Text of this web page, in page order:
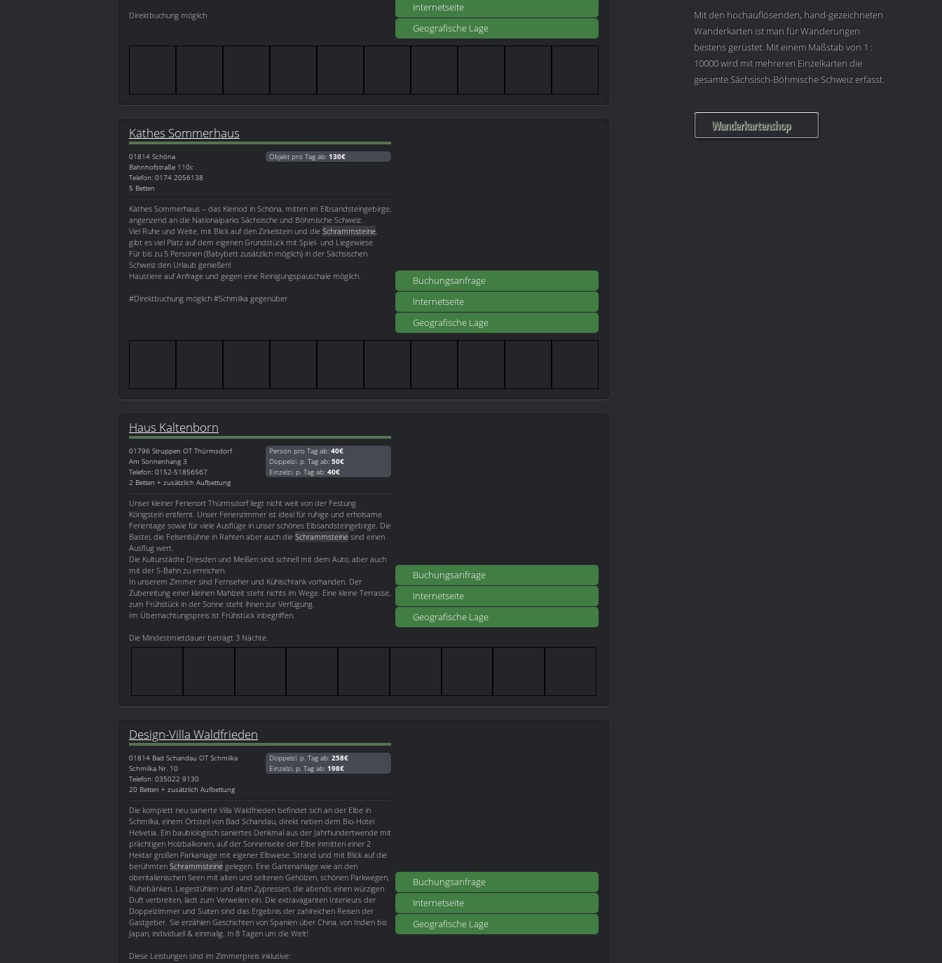
Internetseite
Geografische Lage
Direktbuchung möglich
Buchungsanfrage
Internetseite
Geografische Lage
Käthes Sommerhaus
01814 Schöna
Bahnhofstraße 110c
Telefon: 0174 2056138
5 Betten
Objekt pro Tag ab: 130€
Käthes Sommerhaus – das Kleinod in Schöna, mitten im Elbsandsteingebirge,
angenzend an die Nationalparks Sächsische und Böhmische Schweiz.
Viel Ruhe und Weite, mit Blick auf den Zirkelstein und die Schrammsteine,
gibt es viel Platz auf dem eigenen Grundstück mit Spiel- und Liegewiese.
Für bis zu 5 Personen (Babybett zusätzlich möglich) in der Sächsischen
Schweiz den Urlaub genießen!
Haustiere auf Anfrage und gegen eine Reinigungspauschale möglich.
#Direktbuchung möglich #Schmilka gegenüber
Buchungsanfrage
Internetseite
Geografische Lage
Haus Kaltenborn
01796 Struppen OT Thürmsdorf
Am Sonnenhang 3
Telefon: 0152-51856567
2 Betten + zusätzlich Aufbettung
Person pro Tag ab: 40€
Doppelzi. p. Tag ab: 50€
Einzelzi. p. Tag ab: 40€
Unser kleiner Ferienort Thürmsdorf liegt nicht weit von der Festung
Königstein entfernt. Unser Ferienzimmer ist ideal für ruhige und erholsame
Ferientage sowie für viele Ausflüge in unser schönes Elbsandsteingebirge. Die
Bastei, die Felsenbühne in Rahten aber auch die Schrammsteine sind einen
Ausflug wert.
Die Kulturstädte Dresden und Meißen sind schnell mit dem Auto, aber auch
mit der S-Bahn zu erreichen.
In unserem Zimmer sind Fernseher und Kühlschrank vorhanden. Der
Zubereitung einer kleinen Mahlzeit steht nichts im Wege. Eine kleine Terrasse,
zum Frühstück in der Sonne steht ihnen zur Verfügung.
Im Übernachtungspreis ist Frühstück inbegriffen.
Die Mindestmietdauer beträgt 3 Nächte.
Buchungsanfrage
Internetseite
Geografische Lage
Design-Villa Waldfrieden
01814 Bad Schandau OT Schmilka
Schmilka Nr. 10
Telefon: 035022 9130
20 Betten + zusätzlich Aufbettung
Doppelzi. p. Tag ab: 258€
Einzelzi. p. Tag ab: 198€
Die komplett neu sanierte Villa Waldfrieden befindet sich an der Elbe in
Schmilka, einem Ortsteil von Bad Schandau, direkt neben dem Bio-Hotel
Helvetia. Ein baubiologisch saniertes Denkmal aus der Jahrhundertwende mit
prächtigen Holzbalkonen, auf der Sonnenseite der Elbe inmitten einer 2
Hektar großen Parkanlage mit eigener Elbwiese, Strand und mit Blick auf die
berühmten Schrammsteine gelegen. Eine Gartenanlage wie an den
oberitalienischen Seen mit alten und seltenen Gehölzen, schönen Parkwegen,
Ruhebänken, Liegestühlen und alten Zypressen, die abends einen würzigen
Duft verbreiten, lädt zum Verweilen ein. Die extravaganten Interieurs der
Doppelzimmer und Suiten sind das Ergebnis der zahlreichen Reisen der
Gastgeber. Sie erzählen Geschichten von Spanien über China, von Indien bis
Japan, individuell & einmalig. In 8 Tagen um die Welt!
Diese Leistungen sind im Zimmerpreis inklusive:
Mit den hochauflösenden, hand-gezeichneten
Wanderkarten ist man für Wanderungen
bestens gerüstet. Mit einem Maßstab von 1 :
10000 wird mit mehreren Einzelkarten die
gesamte Sächsisch-Böhmische Schweiz erfasst.
Wanderkartenshop